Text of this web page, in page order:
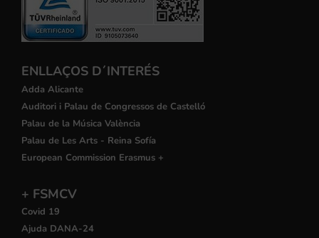
ENLLAÇOS D´INTERÉS
Adda Alicante
Auditori i Palau de Congressos de Castelló
Palau de la Música València
Palau de Les Arts - Reina Sofía
European Commission Erasmus +
+ FSMCV
Covid 19
Ajuda DANA-24